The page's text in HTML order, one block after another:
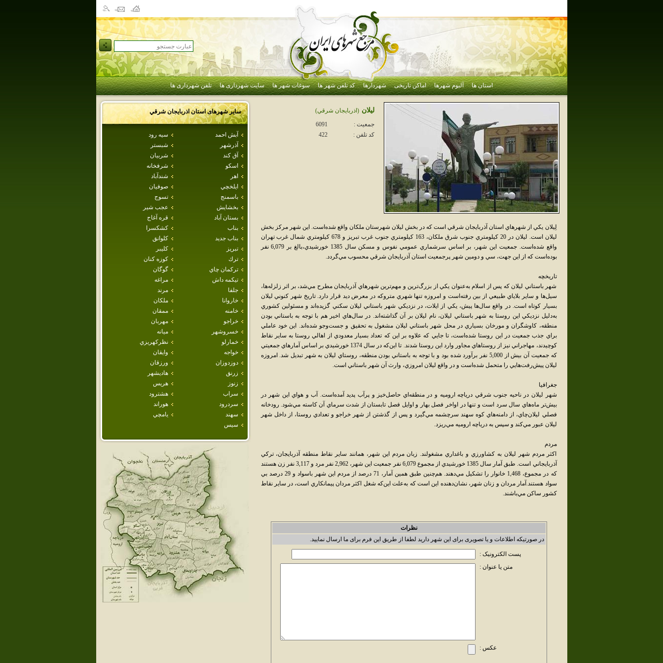
استان ها آلبوم شهرها اماکن تاریخی شهردارها کد تلفن شهر ها سوغات شهر ها سایت شهرداری ها تلفن شهرداری ها
سایر شهرهای استاناذربايجان شرقي
آبش احمد
سيه رود
آذرشهر
شبستر
آق كند
شربيان
اسكو
شرفخانه
اهر
شندآباد
ايلخچي
صوفيان
باسمنج
تسوج
بخشايش
عجب شير
بستان آباد
قره آغاج
بناب
كشكسرا
بناب جديد
كلوانق
تبريز
كليبر
ترك
كوزه كنان
تركمان چاي
گوگان
تيكمه داش
مراغه
جلفا
مرند
خاروانا
ملكان
خامنه
ممقان
خراجو
مهربان
خسروشهر
ميانه
خمارلو
نظركهريزي
خواجه
وايقان
دوزدوزان
ورزقان
زرنق
هاديشهر
زنوز
هريس
سراب
هشترود
سردرود
هوراند
سهند
يامچي
سيس
ليلان (اذربايجان شرقي)
جمعیت :
6091
کد تلفن :
422
لِيلان يکي از شهرهاي استان آذربايجان شرقي است که در بخش ليلان شهرستان ملکان واقع شده‌است. اين شهر مرکز بخش
ليلان است. ليلان در 20 کيلومتري جنوب شرق ملکان، 163 کيلومتري جنوب غرب تبريز و 678 کيلومتري شمال غرب تهران
واقع شده‌است. جمعيت اين شهر، بر اساس سرشماري عمومي نفوس و مسکن سال 1385 خورشيدي،بالغ بر 6,079 نفر
بوده‌است که از اين جهت، سي و دومين شهر پرجمعيت استان آذربايجان شرقي محسوب مي‌گردد.
تاريخچه
شهر باستاني ليلان که پس از اسلام به‌عنوان يکي از بزرگ‌ترين و مهم‌ترين شهرهاي آذربايجان مطرح مي‌شد، بر اثر زلزله‌ها،
سيل‌ها و ساير بلاياي طبيعي از بين رفته‌است و امروزه تنها شهري متروکه در معرض ديد قرار دارد. تاريخ شهر کنوني ليلان
بسيار کوتاه است. در واقع سال‌ها پيش، يکي از ايلات، در نزديکي شهر باستاني ليلان سکني گزيده‌اند و مسئولين کشوري
به‌دليل نزديکي اين روستا به شهر باستاني ليلان، نام ليلان بر آن گذاشته‌اند. در سال‌هاي اخير هم با توجه به باستاني بودن
منطقه، کاوشگران و مورخان بسياري در محل شهر باستاني ليلان مشغول به تحقيق و جست‌وجو شده‌اند. اين خود عاملي
براي جذب جمعيت در اين روستا شده‌است، تا جايي که علاوه بر اين که تعداد بسيار معدودي از اهالي روستا به ساير نقاط
کوچيدند، مهاجراني نيز از روستاهاي مجاور وارد اين روستا شدند. تا اين‌که در سال 1374 خورشيدي بر اساس آمارهاي جمعيتي
که جمعيت آن بيش از 5,000 نفر برآورد شده بود و با توجه به باستاني بودن منطقه، روستاي ليلان به شهر تبديل شد. امروزه
ليلان پيش‌رفت‌هايي را متحمل شده‌است و در واقع ليلان امروزي، وارث آن شهر باستاني است.
جغرافيا
شهر ليلان در ناحيه جنوب شرقي درياچه اروميه و در منطقه‌اي حاصل‌خيز و پر‌آب پديد آمده‌است. آب و هواي اين شهر در
بيش‌تر ماه‌هاي سال سرد است و تنها در اواخر فصل بهار و اوايل فصل تابستان از شدت سرماي آن کاسته مي‌شود. رودخانه
فصلي ليلان‌چاي، از دامنه‌هاي کوه سهند سرچشمه مي‌گيرد و پس از گذشتن از شهر خراجو و تعدادي روستا، از داخل شهر
ليلان عبور مي‌کند و سپس به درياچه اروميه مي‌ريزد.
مردم
اکثر مردم شهر ليلان به کشاورزي و باغداري مشغولند. زبان مردم اين شهر، همانند ساير نقاط منطقه آذربايجان، ترکي
آذربايجاني است. طبق آمار سال 1385 خورشيدي از مجموع 6,079 نفر جمعيت اين شهر، 2,962 نفر مرد و 3,117 نفر زن هستند
که در مجموع، 1,468 خانوار را تشکيل مي‌دهند. هم‌چنين طبق همين آمار، 71 درصد از مردم اين شهر باسواد و 29 درصد بي
سواد هستند.آمار مردان و زنان شهر، نشان‌دهنده اين است که به‌علت اين‌که شغل اکثر مردان پيمانکاري است، در ساير نقاط
کشور ساکن مي‌باشند.
نظرات
در صورتیکه اطلاعات و یا تصویری برای این شهر دارید لطفا از طریق این فرم برای ما ارسال نمایید.
پست الکترونیک :
متن یا عنوان :
عکس :